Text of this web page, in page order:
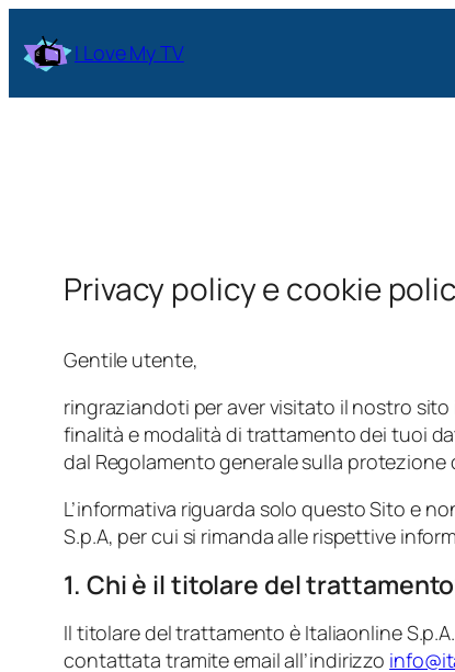
contenuto
I Love My TV
Privacy policy e cookie
Gentile utente,
ringraziandoti per aver visitato il nostro
finalità e modalità di trattamento dei tuoi
dal Regolamento generale sulla protezione
L’informativa riguarda solo questo Sito e
S.p.A, per cui si rimanda alle rispettive
1. Chi è il titolare del
Il titolare del trattamento è Italiaonline
contattata tramite email all’indirizzo